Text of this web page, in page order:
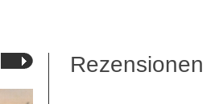
Rezensionen